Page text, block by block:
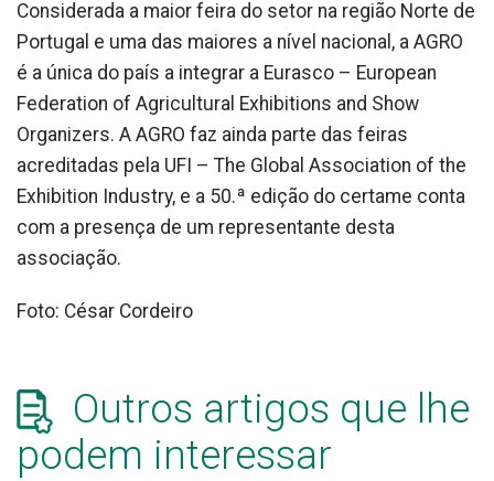
Considerada a maior feira do setor na região Norte de
Portugal e uma das maiores a nível nacional, a AGRO
é a única do país a integrar a Eurasco – European
Federation of Agricultural Exhibitions and Show
Organizers. A AGRO faz ainda parte das feiras
acreditadas pela UFI – The Global Association of the
Exhibition Industry, e a 50.ª edição do certame conta
com a presença de um representante desta
associação.
Foto: César Cordeiro
Outros artigos que lhe
podem interessar